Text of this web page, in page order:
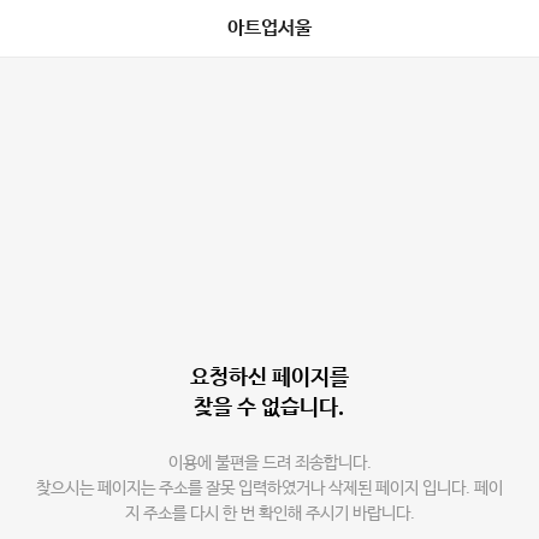
아트업서울
요청하신 페이지를
찾을 수 없습니다.
이용에 불편을 드려 죄송합니다.
찾으시는 페이지는 주소를 잘못 입력하였거나 삭제된 페이지 입니다. 페이
지 주소를 다시 한 번 확인해 주시기 바랍니다.